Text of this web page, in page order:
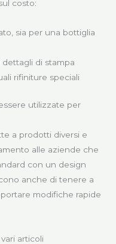
costo:
sia per una bottiglia
di stampa
rifiniture speciali
utilizzate per
a prodotti diversi e
alle aziende che
con un design
anche di tenere a
modifiche rapide
articoli